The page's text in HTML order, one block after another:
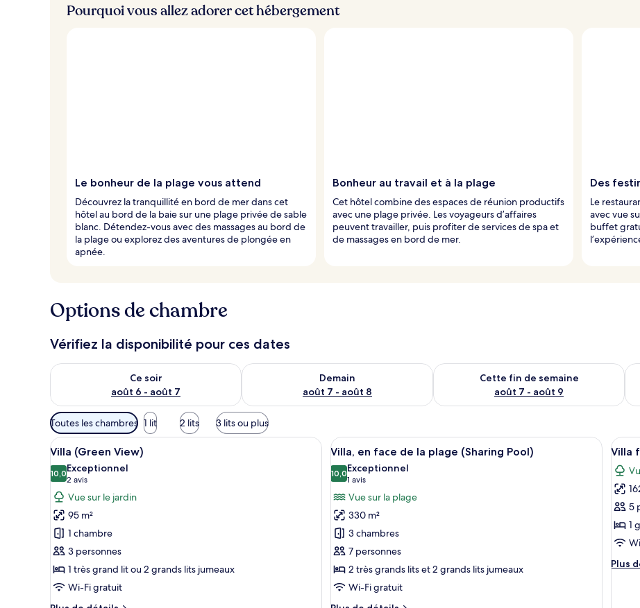
Pourquoi vous allez adorer cet hébergement
Le bonheur de la plage vous attend
Découvrez la tranquillité en bord de mer dans cet
hôtel au bord de la baie sur une plage privée de sable
blanc. Détendez-vous avec des massages au bord de
la plage ou explorez des aventures de plongée en
apnée.
Bonheur au travail et à la plage
Cet hôtel combine des espaces de réunion productifs
avec une plage privée. Les voyageurs d’affaires
peuvent travailler, puis profiter de services de spa et
de massages en bord de mer.
Des
Le
avec vue
buffet
Options de chambre
Vérifiez la disponibilité pour ces dates
Ce soir
août 6 - août 7
Vérifier la disponibilité pour ce soir août 6 - août 7
Demain
août 7 - août 8
Vérifier la disponibilité pour demain août 7 - août 8
Cette fin de semaine
août 7 - août 9
Vérifier la disponibilité pour cette fin de
Filtres
disponibles
pour
les
chambres
Toutes les chambres 1 lit 2 lits 3 lits ou plus
Afficher
toutes
les
photos
pour
ce
type
de
chambre :
Villa
(Green
Une maison rustique en bois, avec un toit de chaume, une véranda et un coin salon agrémenté de coussins.
13
Villa (Green View)
10,010,0 sur 10
Exceptionnel
2 avis
(2 avis)
Vue sur le jardin
95 m²
1 chambre
3 personnes
1 très grand lit ou 2 grands lits jumeaux
Wi-Fi gratuit
Afficher
toutes
les
photos
pour
ce
type
de
chambre :
Villa,
en
Villa, en face de la plage (Sharing Pool) |
24
Villa, en face de la plage (Sharing Pool)
10,010,0 sur 10
Exceptionnel
1 avis
(1 avis)
Vue sur la plage
330 m²
3 chambres
7 personnes
2 très grands lits et 2 grands lits jumeaux
Wi-Fi gratuit
les
pour
ce
type
15
Villa
5
1
Plus
Plus